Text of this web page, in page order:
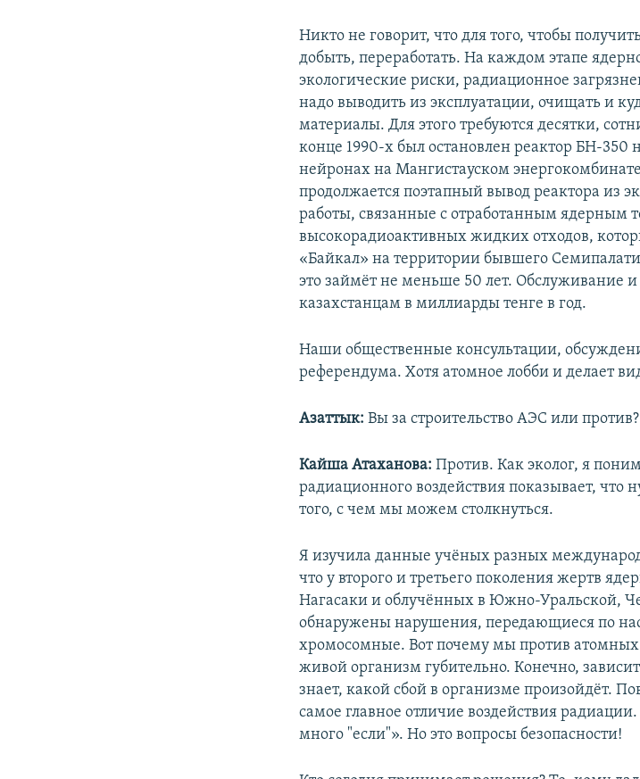
Никто не говорит, что для того, чтобы
добыть, переработать. На каждом этапе
экологические риски, радиационное
надо выводить из эксплуатации, очищать и
материалы. Для этого требуются десятки,
конце 1990-х был остановлен реактор БН-
нейронах на Мангистауском
продолжается поэтапный вывод реактора из
работы, связанные с отработанным
высокорадиоактивных жидких отходов,
«Байкал» на территории бывшего
это займёт не меньше 50 лет. Обслуживание и
казахстанцам в миллиарды тенге в год.
Наши общественные консультации,
референдума. Хотя атомное лобби и делает
Азаттык:Вы за строительство АЭС или против?
Кайша Атаханова: Против. Как эколог, я
радиационного воздействия показывает, что
того, с чем мы можем столкнуться.
Я изучила данные учёных разных
что у второго и третьего поколения жертв
Нагасаки и облучённых в Южно-Уральской,
обнаружены нарушения, передающиеся по
хромосомные. Вот почему мы против
живой организм губительно. Конечно,
знает, какой сбой в организме произойдёт.
самое главное отличие воздействия
много "если"». Но это вопросы безопасности!